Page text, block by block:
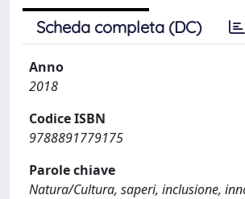
Scheda completa (DC)
Anno
2018
Codice ISBN
9788891779175
Parole chiave
Natura/Cultura, saperi, inclusione,